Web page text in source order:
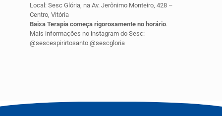
Local: Sesc Glória, na Av. Jerônimo Monteiro, 428 –
Centro, Vitória
Baixa Terapia começa rigorosamente no horário.
Mais informações no instagram do Sesc:
@sescespirirtosanto @sescgloria